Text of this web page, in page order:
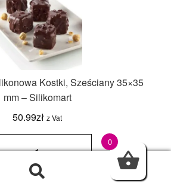
Kostki, Sześciany 35×35
mm – Silikomart
50.99zł z Vat
+
Dodaj do koszyka
0